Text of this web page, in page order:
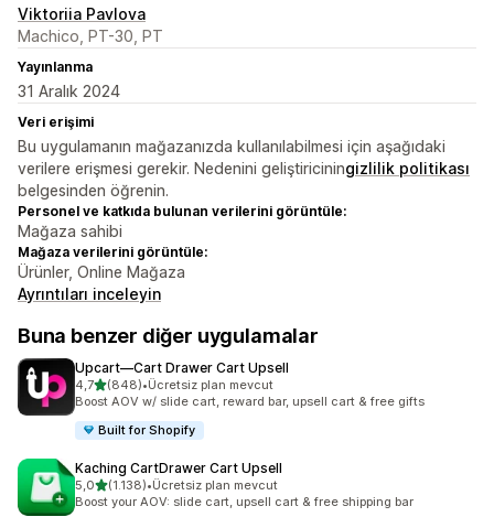
Viktoriia Pavlova
Machico, PT-30, PT
Yayınlanma
31 Aralık 2024
Veri erişimi
Bu uygulamanın mağazanızda kullanılabilmesi için aşağıdaki
verilere erişmesi gerekir. Nedenini geliştiriciningizlilik politikası
belgesinden öğrenin.
Personel ve katkıda bulunan verilerini görüntüle:
Mağaza sahibi
Mağaza verilerini görüntüle:
Ürünler, Online Mağaza
Ayrıntıları inceleyin
Buna benzer diğer uygulamalar
Upcart—Cart Drawer Cart Upsell
4,75 yıldız üzerinden
(848)
toplam 848 değerlendirme
•Ücretsiz plan mevcut
Boost AOV w/ slide cart, reward bar, upsell cart & free gifts
Built for Shopify
Kaching CartDrawer Cart Upsell
5,05 yıldız üzerinden
(1.138)
toplam 1138 değerlendirme
•Ücretsiz plan mevcut
Boost your AOV: slide cart, upsell cart & free shipping bar